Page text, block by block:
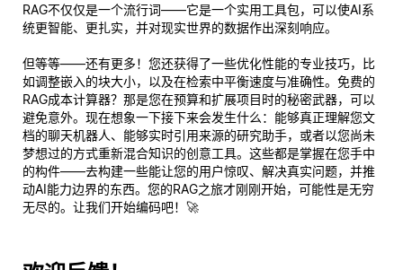
RAG不仅仅是一个流行词——它是一个实用工具包，可以使AI系
统更智能、更扎实，并对现实世界的数据作出深刻响应。
但等等——还有更多！您还获得了一些优化性能的专业技巧，比
如调整嵌入的块大小，以及在检索中平衡速度与准确性。免费的
RAG成本计算器？那是您在预算和扩展项目时的秘密武器，可以
避免意外。现在想象一下接下来会发生什么：能够真正理解您文
档的聊天机器人、能够实时引用来源的研究助手，或者以您尚未
梦想过的方式重新混合知识的创意工具。这些都是掌握在您手中
的构件——去构建一些能让您的用户惊叹、解决真实问题，并推
动AI能力边界的东西。您的RAG之旅才刚刚开始，可能性是无穷
无尽的。让我们开始编码吧！🚀